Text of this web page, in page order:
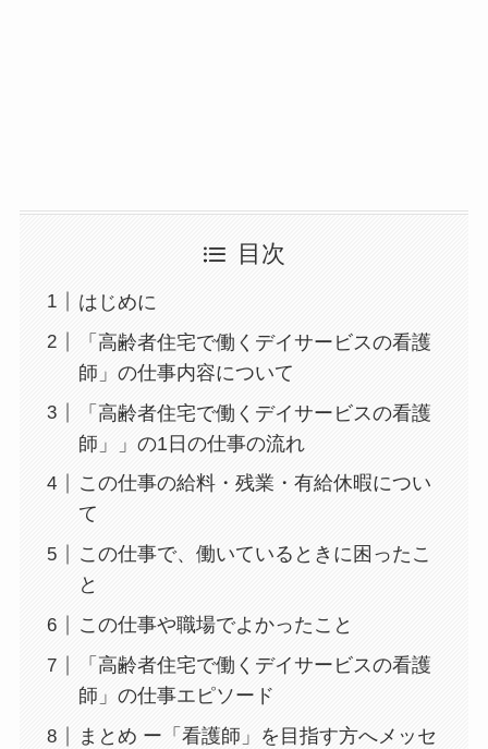
目次
はじめに
「高齢者住宅で働くデイサービスの看護
師」の仕事内容について
「高齢者住宅で働くデイサービスの看護
師」」の1日の仕事の流れ
この仕事の給料・残業・有給休暇につい
て
この仕事で、働いているときに困ったこ
と
この仕事や職場でよかったこと
「高齢者住宅で働くデイサービスの看護
師」の仕事エピソード
まとめ ー「看護師」を目指す方へメッセ